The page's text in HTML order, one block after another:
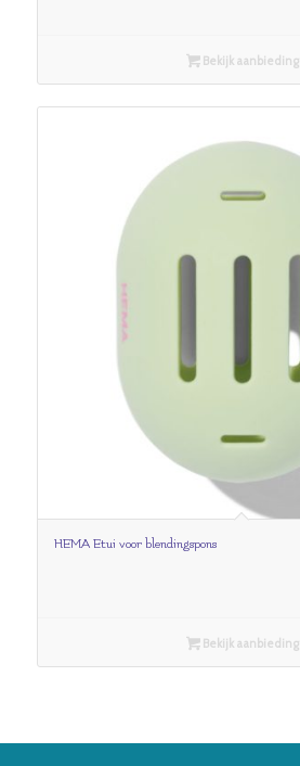
Bekijk aanbieding
HEMA Etui voor blendingspons
Bekijk aanbieding